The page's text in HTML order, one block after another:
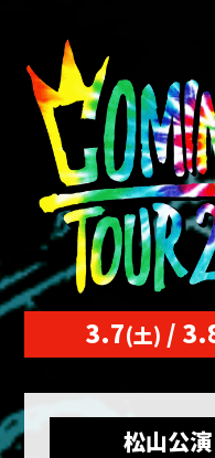
3.7(土) /
松山公